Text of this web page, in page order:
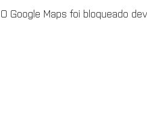
O Google Maps foi bloqueado